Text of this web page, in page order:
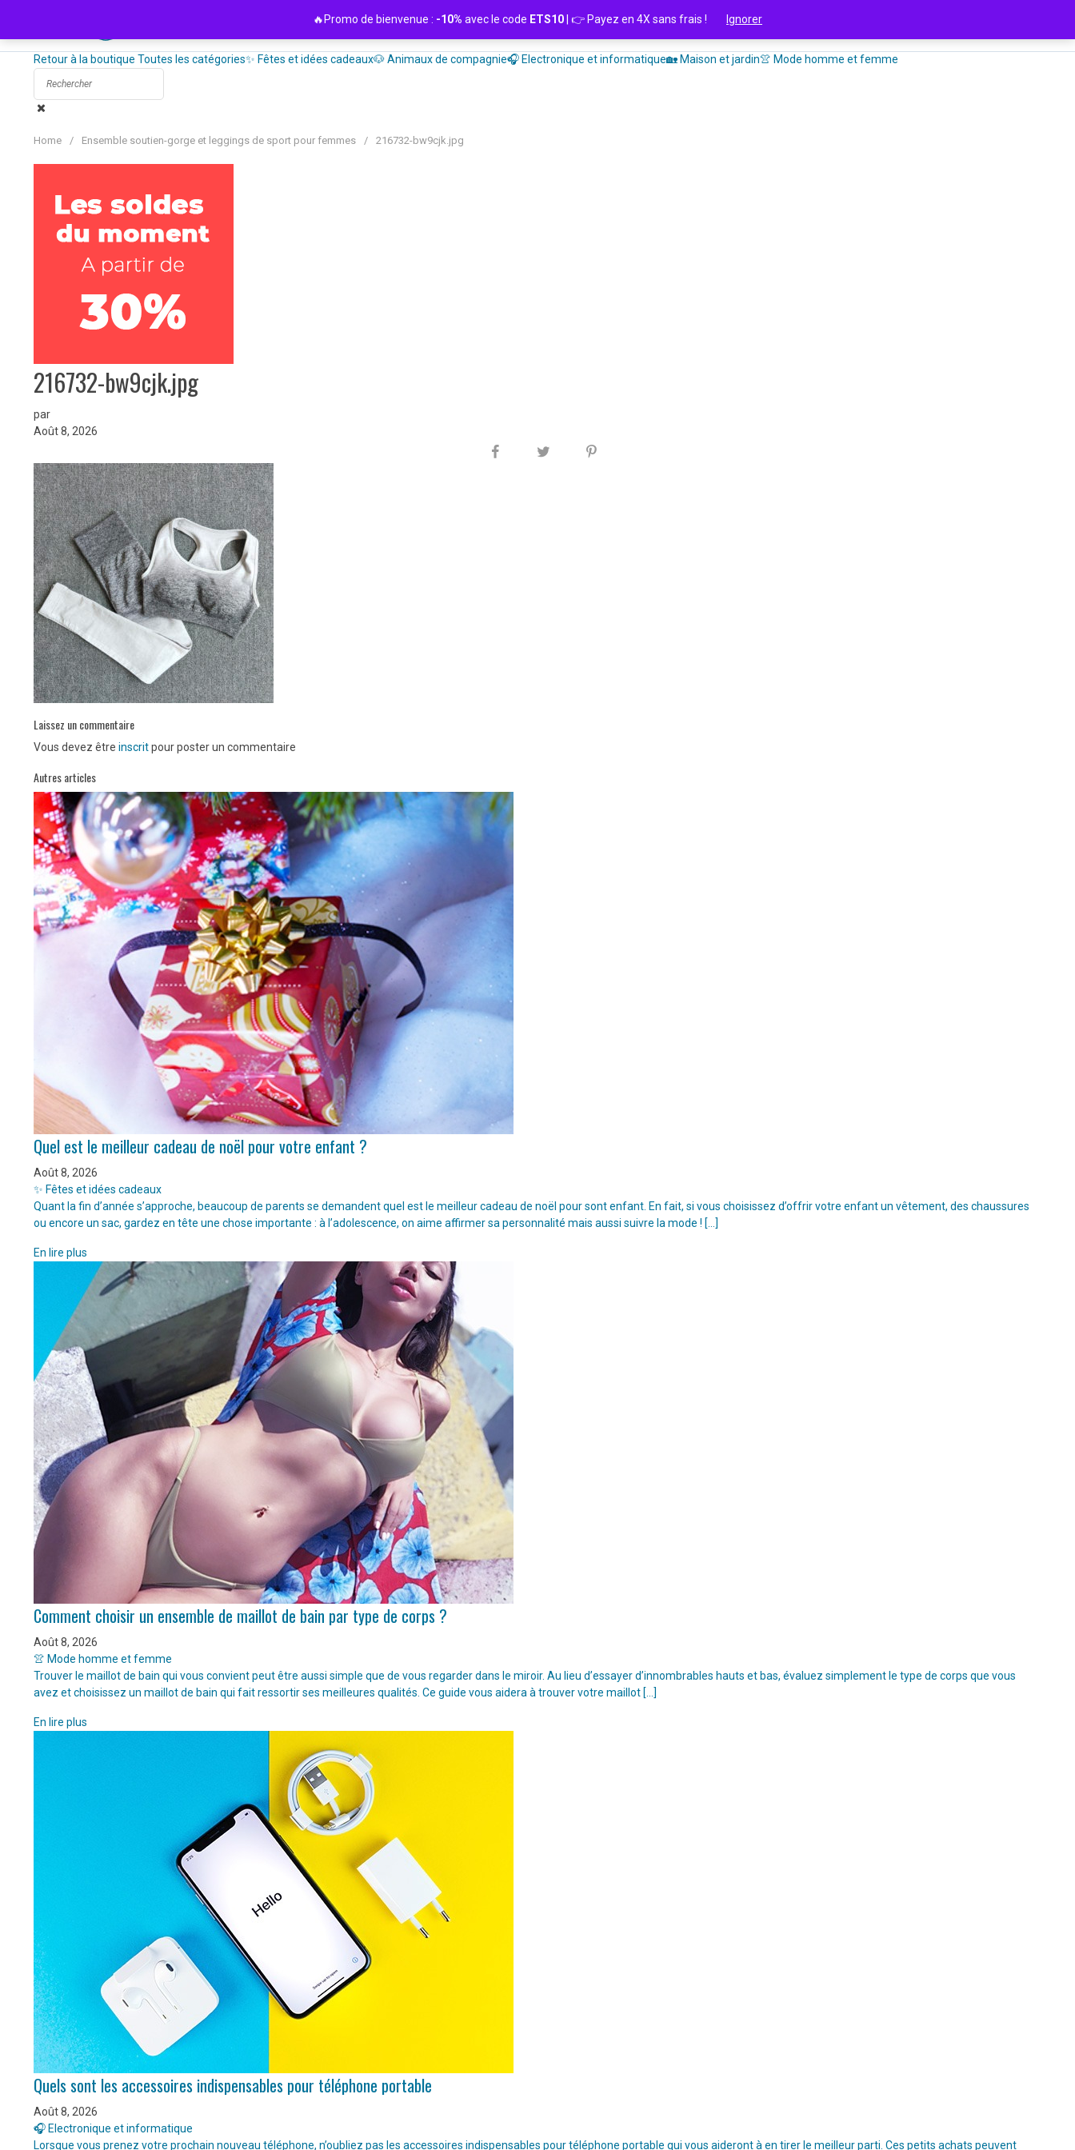
contenu
Retour à la boutique Toutes les catégories✨ Fêtes et idées cadeaux🐶 Animaux de compagnie🎧 Electronique et informatique🏡 Maison et jardin👚 Mode homme et femme
Home / Ensemble soutien-gorge et leggings de sport pour femmes / 216732-bw9cjk.jpg
216732-bw9cjk.jpg
par
Août 8, 2026
Laissez un commentaire
Vous devez être inscritpour poster un commentaire
Autres articles
Quel est le meilleur cadeau de noël pour votre enfant ?
Août 8, 2026
✨ Fêtes et idées cadeaux
Quant la fin d’année s’approche, beaucoup de parents se demandent quel est le meilleur cadeau de noël pour sont enfant. En fait, si vous choisissez d’offrir votre enfant un vêtement, des chaussures
ou encore un sac, gardez en tête une chose importante : à l’adolescence, on aime affirmer sa personnalité mais aussi suivre la mode ! […]
En lire plus
Comment choisir un ensemble de maillot de bain par type de corps ?
Août 8, 2026
👚 Mode homme et femme
Trouver le maillot de bain qui vous convient peut être aussi simple que de vous regarder dans le miroir. Au lieu d’essayer d’innombrables hauts et bas, évaluez simplement le type de corps que vous
avez et choisissez un maillot de bain qui fait ressortir ses meilleures qualités. Ce guide vous aidera à trouver votre maillot […]
En lire plus
Quels sont les accessoires indispensables pour téléphone portable
Août 8, 2026
🎧 Electronique et informatique
Lorsque vous prenez votre prochain nouveau téléphone, n’oubliez pas les accessoires indispensables pour téléphone portable qui vous aideront à en tirer le meilleur parti. Ces petits achats peuvent
🔥Promo de bienvenue : -10% avec le code ETS10 | 👉 Payez en 4X sans frais ! Ignorer